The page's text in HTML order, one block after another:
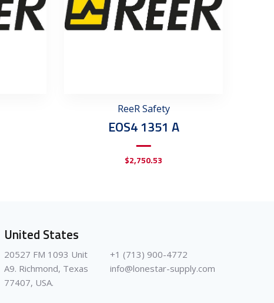
ReeR Safety
EOS4 1351 A
$2,750.53
United States
20527 FM 1093 Unit
A9. Richmond, Texas
77407, USA.
+1 (713) 900-4772
info@lonestar-supply.com